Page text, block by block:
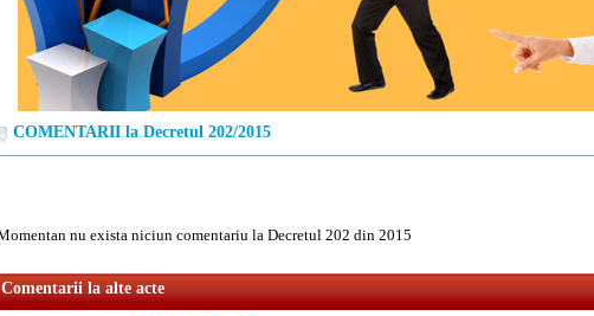
COMENTARII la Decretul 202/2015
nu exista niciun comentariu la Decretul 202 din 2015
Comentarii la alte acte